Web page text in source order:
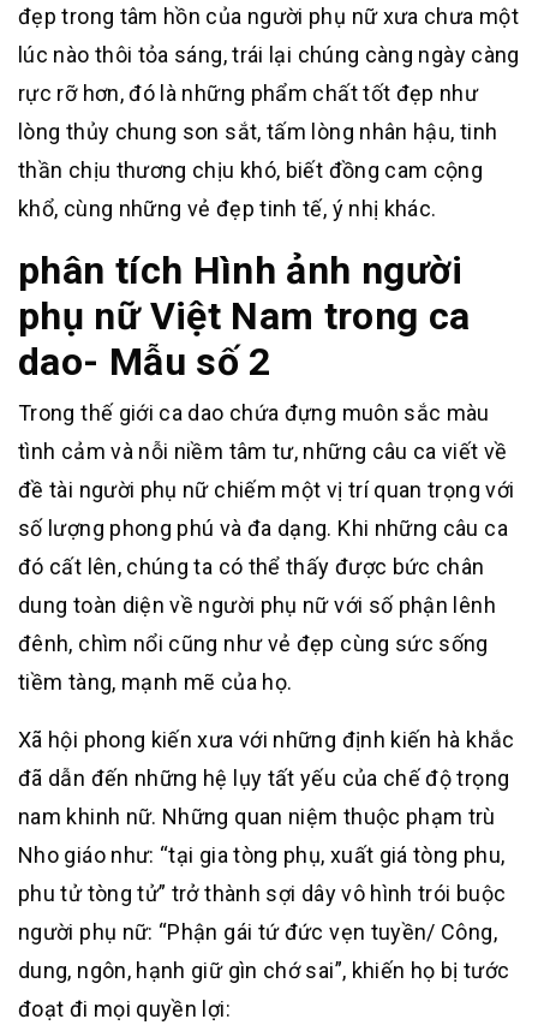
đẹp trong tâm hồn của người phụ nữ xưa chưa một
lúc nào thôi tỏa sáng, trái lại chúng càng ngày càng
rực rỡ hơn, đó là những phẩm chất tốt đẹp như
lòng thủy chung son sắt, tấm lòng nhân hậu, tinh
thần chịu thương chịu khó, biết đồng cam cộng
khổ, cùng những vẻ đẹp tinh tế, ý nhị khác.
phân tích Hình ảnh người
phụ nữ Việt Nam trong ca
dao- Mẫu số 2
Trong thế giới ca dao chứa đựng muôn sắc màu
tình cảm và nỗi niềm tâm tư, những câu ca viết về
đề tài người phụ nữ chiếm một vị trí quan trọng với
số lượng phong phú và đa dạng. Khi những câu ca
đó cất lên, chúng ta có thể thấy được bức chân
dung toàn diện về người phụ nữ với số phận lênh
đênh, chìm nổi cũng như vẻ đẹp cùng sức sống
tiềm tàng, mạnh mẽ của họ.
Xã hội phong kiến xưa với những định kiến hà khắc
đã dẫn đến những hệ lụy tất yếu của chế độ trọng
nam khinh nữ. Những quan niệm thuộc phạm trù
Nho giáo như: “tại gia tòng phụ, xuất giá tòng phu,
phu tử tòng tử” trở thành sợi dây vô hình trói buộc
người phụ nữ: “Phận gái tứ đức vẹn tuyền/ Công,
dung, ngôn, hạnh giữ gìn chớ sai”, khiến họ bị tước
đoạt đi mọi quyền lợi: